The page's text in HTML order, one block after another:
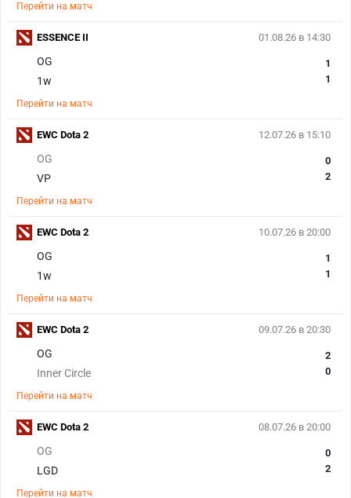
Перейти на матч
01.08.26 в 14:30
OG
1w
1
1
Перейти на матч
ESSENCE II
12.07.26 в 15:10
OG
VP
0
2
Перейти на матч
EWC Dota 2
10.07.26 в 20:00
OG
1w
1
1
Перейти на матч
EWC Dota 2
09.07.26 в 20:30
OG
Inner Circle
2
0
Перейти на матч
EWC Dota 2
08.07.26 в 20:00
OG
LGD
0
2
Перейти на матч
EWC Dota 2